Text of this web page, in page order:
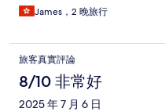
James，2 晚旅行
旅客真實評論
8/10 非常好
2025 年 7 月 6 日